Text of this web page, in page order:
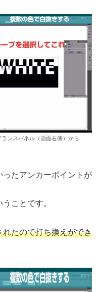
ンスパネル（画面右側）から
たアンカーポイントが
ことです。
たので打ち換えができ